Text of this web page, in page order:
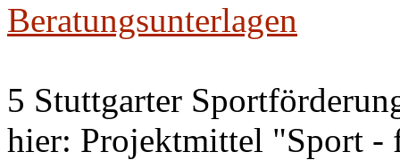
Beratungsunterlagen
5 Stuttgarter
hier: Projektmittel "Sport